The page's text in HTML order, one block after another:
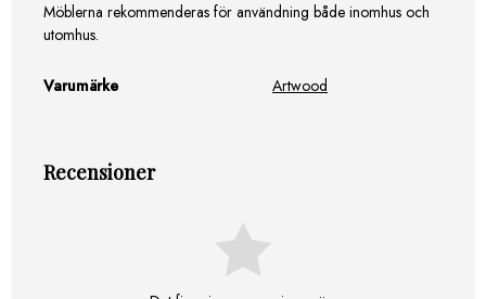
Möblerna rekommenderas för användning både inomhus och
utomhus.
Varumärke Artwood
Recensioner